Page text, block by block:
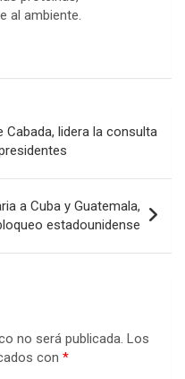
al ambiente.
Cabada, lidera la consulta
a Cuba y Guatemala,
estadounidense
no será publicada. Los
con *